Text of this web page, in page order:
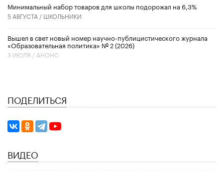
Минимальный набор товаров для школы подорожал на 6,3%
5 АВГУСТА / ШКОЛЬНИКИ
Вышел в свет новый номер научно-публицистического журнала
«Образовательная политика» № 2 (2026)
3 ИЮЛЯ / АНОНС
ПОДЕЛИТЬСЯ
ВИДЕО